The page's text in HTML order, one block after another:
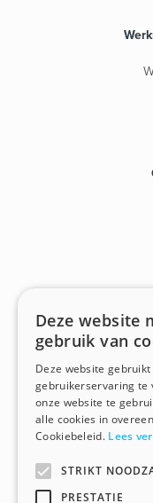
Payroll van
Deze website
gebruik van
Deze website
gebruikerservaring te
onze website te
alle cookies in
Cookiebeleid. Lees
STRIKT
PRESTATIE